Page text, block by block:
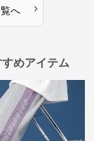
へ ›
めアイテム